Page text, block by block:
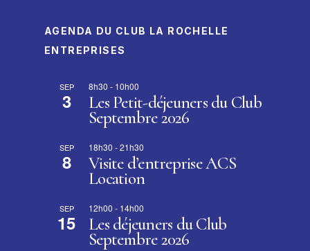
AGENDA DU CLUB LA ROCHELLE
ENTREPRISES
SEP
3
8h30 - 10h00
Les Petit-déjeuners du Club
Septembre 2026
SEP
8
18h30 -21h30
Visite d’entreprise ACS
Location
SEP
15
12h00 - 14h00
Les déjeuners du Club
Septembre 2026